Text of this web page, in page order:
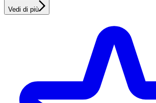
Vedi di più